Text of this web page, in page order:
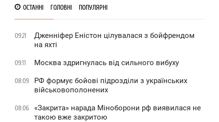
ОСТАННІ ГОЛОВНІ ПОПУЛЯРНІ
09:21
Дженніфер Еністон цілувалася з бойфрендом
на яхті
09:11 Москва здригнулась від сильного вибуху
08:09
РФ формує бойові підрозділи з українських
військовополонених
08:06
«Закрита» нарада Міноборони рф виявилася не
такою вже закритою